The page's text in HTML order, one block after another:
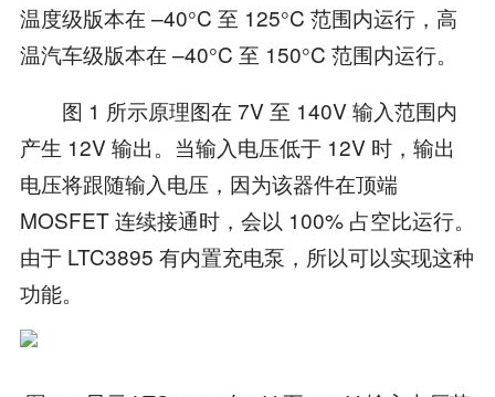
温度级版本在 –40°C 至 125°C 范围内运行，高
温汽车级版本在 –40°C 至 150°C 范围内运行。
图 1 所示原理图在 7V 至 140V 输入范围内
产生 12V 输出。当输入电压低于 12V 时，输出
电压将跟随输入电压，因为该器件在顶端
MOSFET 连续接通时，会以 100% 占空比运行。
由于 LTC3895 有内置充电泵，所以可以实现这种
功能。